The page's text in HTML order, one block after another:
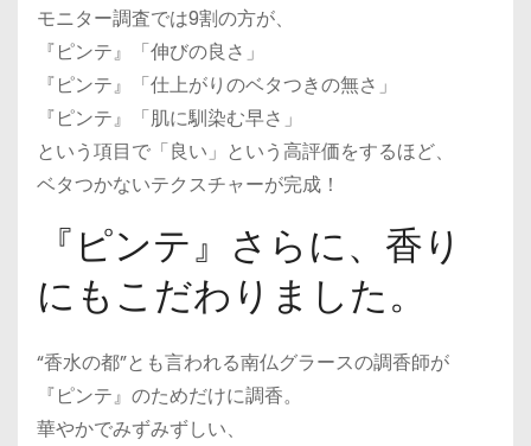
モニター調査では9割の方が、
『ピンテ』「伸びの良さ」
『ピンテ』「仕上がりのベタつきの無さ」
『ピンテ』「肌に馴染む早さ」
という項目で「良い」という高評価をするほど、
ベタつかないテクスチャーが完成！
『ピンテ』さらに、香り
にもこだわりました。
“香水の都”とも言われる南仏グラースの調香師が
『ピンテ』のためだけに調香。
華やかでみずみずしい、